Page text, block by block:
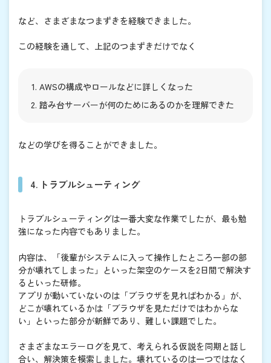
など、さまざまなつまずきを経験できました。
この経験を通して、上記のつまずきだけでなく
AWSの構成やロールなどに詳しくなった
踏み台サーバーが何のためにあるのかを理解できた
などの学びを得ることができました。
4. トラブルシューティング
トラブルシューティングは一番大変な作業でしたが、最も勉
強になった内容でもありました。
内容は、「後輩がシステムに入って操作したところ一部の部
分が壊れてしまった」といった架空のケースを2日間で解決す
るといった研修。
アプリが動いていないのは「ブラウザを見ればわかる」が、
どこが壊れているかは「ブラウザを見ただけではわからな
い」といった部分が新鮮であり、難しい課題でした。
さまざまなエラーログを見て、考えられる仮説を同期と話し
合い、解決策を模索しました。壊れているのは一つではなく